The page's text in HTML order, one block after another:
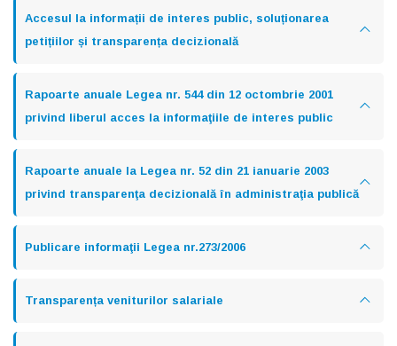
Accesul la informații de interes public, soluționarea
petițiilor și transparența decizională
Rapoarte anuale Legea nr. 544 din 12 octombrie 2001
privind liberul acces la informaţiile de interes public
Rapoarte anuale la Legea nr. 52 din 21 ianuarie 2003
privind transparenţa decizională în administraţia publică
Publicare informaţii Legea nr.273/2006
Transparența veniturilor salariale